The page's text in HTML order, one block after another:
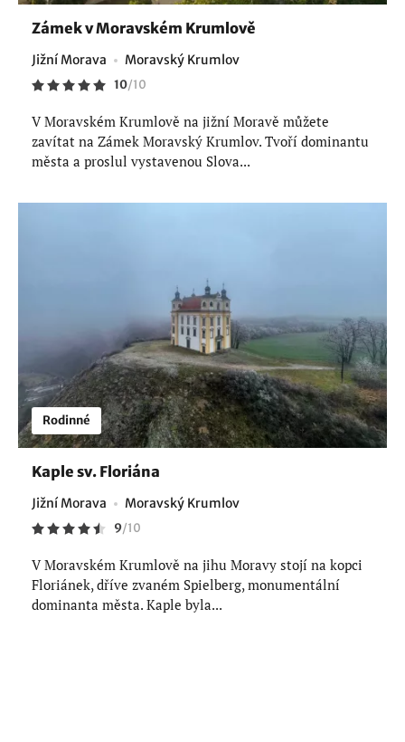
Zámek v Moravském Krumlově
Jižní Morava Moravský Krumlov
10/10
V Moravském Krumlově na jižní Moravě můžete
zavítat na Zámek Moravský Krumlov. Tvoří dominantu
města a proslul vystavenou Slova...
Rodinné
Kaple sv. Floriána
Jižní Morava Moravský Krumlov
9/10
V Moravském Krumlově na jihu Moravy stojí na kopci
Floriánek, dříve zvaném Spielberg, monumentální
dominanta města. Kaple byla...